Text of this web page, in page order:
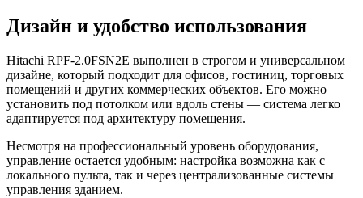
Дизайн и удобство использования
Hitachi RPF-2.0FSN2E выполнен в строгом и универсальном
дизайне, который подходит для офисов, гостиниц, торговых
помещений и других коммерческих объектов. Его можно
установить под потолком или вдоль стены — система легко
адаптируется под архитектуру помещения.
Несмотря на профессиональный уровень оборудования,
управление остается удобным: настройка возможна как с
локального пульта, так и через централизованные системы
управления зданием.